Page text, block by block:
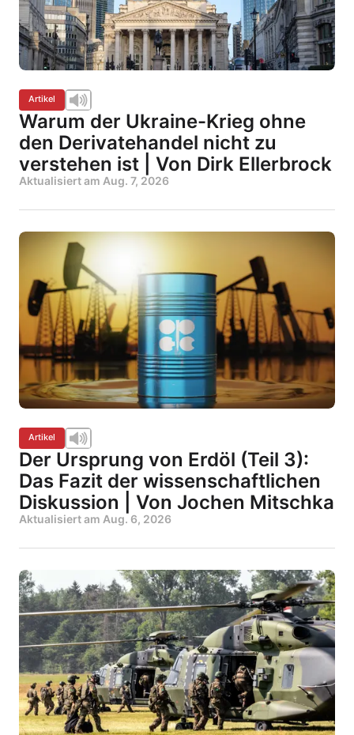
Artikel
Warum der Ukraine-Krieg ohne
den Derivatehandel nicht zu
verstehen ist | Von Dirk Ellerbrock
Aktualisiert am Aug. 7, 2026
Artikel
Der Ursprung von Erdöl (Teil 3):
Das Fazit der wissenschaftlichen
Diskussion | Von Jochen Mitschka
Aktualisiert am Aug. 6, 2026